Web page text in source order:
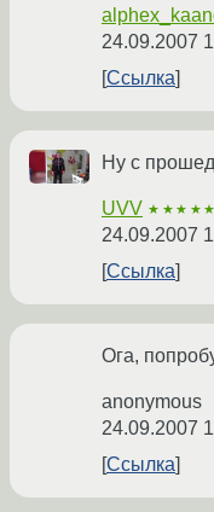
24.09.2007
Ссылка
Ну с
UVV ★★★★★
24.09.2007
Ссылка
Ога,
anonymous
24.09.2007
Ссылка